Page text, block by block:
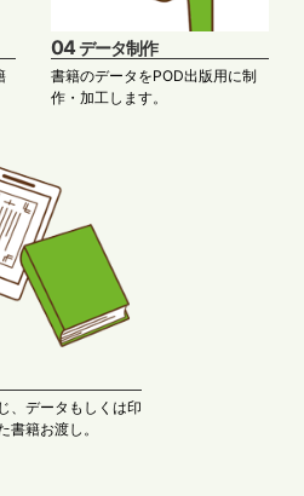
04データ制作
書籍のデータをPOD出版用に制
作・加工します。
、データもしくは印
書籍お渡し。